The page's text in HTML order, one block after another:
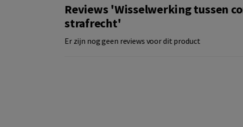
Reviews 'Wisselwerking tussen
strafrecht'
Er zijn nog geen reviews voor dit product